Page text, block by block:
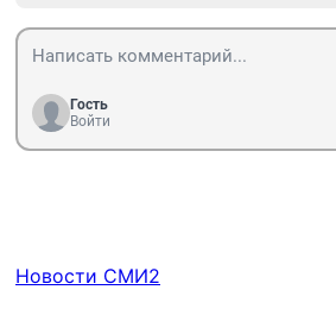
Гость
Войти
Новости СМИ2